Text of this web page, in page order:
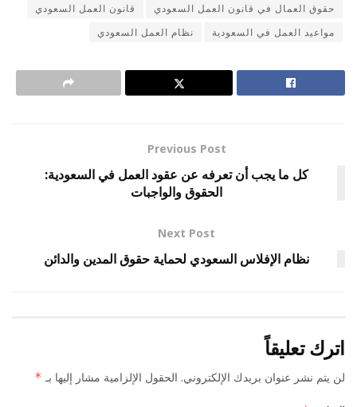
حقوق العمال في قانون العمل السعودي
قانون العمل السعودي
مواعيد العمل في السعودية
نظام العمل السعودي
Previous Post
كل ما يجب أن تعرفه عن عقود العمل في السعودية:
الحقوق والواجبات
Next Post
نظام الإفلاس السعودي لحماية حقوق المدين والدائن
اترك تعليقاً
لن يتم نشر عنوان بريدك الإلكتروني. الحقول الإلزامية مشار إليها بـ *